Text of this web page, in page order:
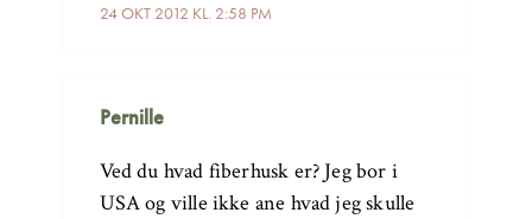
24 OKT 2012 KL. 2:58 PM
Pernille
Ved du hvad fiberhusk er? Jeg bor i
USA og ville ikke ane hvad jeg skulle